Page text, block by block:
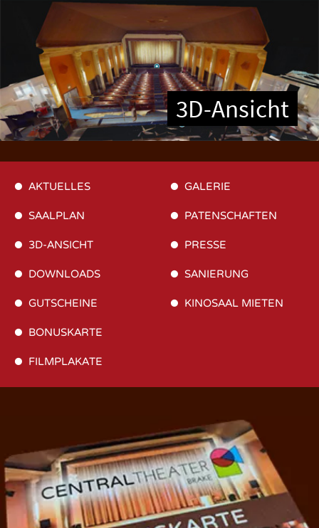
3D-Ansicht
AKTUELLES
SAALPLAN
3D-ANSICHT
DOWNLOADS
GUTSCHEINE
BONUSKARTE
FILMPLAKATE
GALERIE
PATENSCHAFTEN
PRESSE
SANIERUNG
KINOSAAL MIETEN